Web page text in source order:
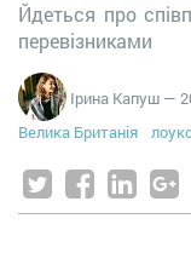
Йдеться про
перевізниками
Ірина Капуш —
Велика Британія